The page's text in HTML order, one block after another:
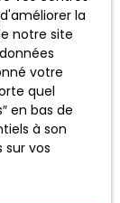
au
et sa
n’est pas
vite et
soignant la
la
notre site
votre
quel
en bas de
à son
vos